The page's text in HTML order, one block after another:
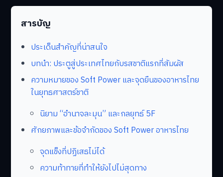
สารบัญ
ประเด็นสำคัญที่น่าสนใจ
บทนำ: ประตูสู่ประเทศไทยกับรสชาติแรกที่สัมผัส
ความหมายของ Soft Power และจุดยืนของอาหารไทย
ในยุทธศาสตร์ชาติ
นิยาม “อำนาจละมุน” และกลยุทธ์ 5F
ศักยภาพและข้อจำกัดของ Soft Power อาหารไทย
จุดแข็งที่ปฏิเสธไม่ได้
ความท้าทายที่ทำให้ยังไปไม่สุดทาง